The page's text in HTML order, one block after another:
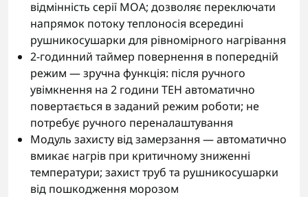
відмінність серії MOA; дозволяє переключати
напрямок потоку теплоносія всередині
рушникосушарки для рівномірного нагрівання
2-годинний таймер повернення в попередній
режим — зручна функція: після ручного
увімкнення на 2 години ТЕН автоматично
повертається в заданий режим роботи; не
потребує ручного переналаштування
Модуль захисту від замерзання — автоматично
вмикає нагрів при критичному зниженні
температури; захист труб та рушникосушарки
від пошкодження морозом